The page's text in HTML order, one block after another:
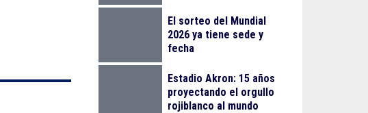
El sorteo del Mundial
2026 ya tiene sede y
fecha
Estadio Akron: 15 años
proyectando el orgullo
rojiblanco al mundo